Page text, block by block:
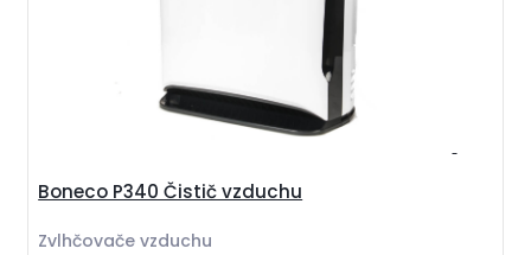
Boneco P340 Čistič vzduchu
Zvlhčovače vzduchu